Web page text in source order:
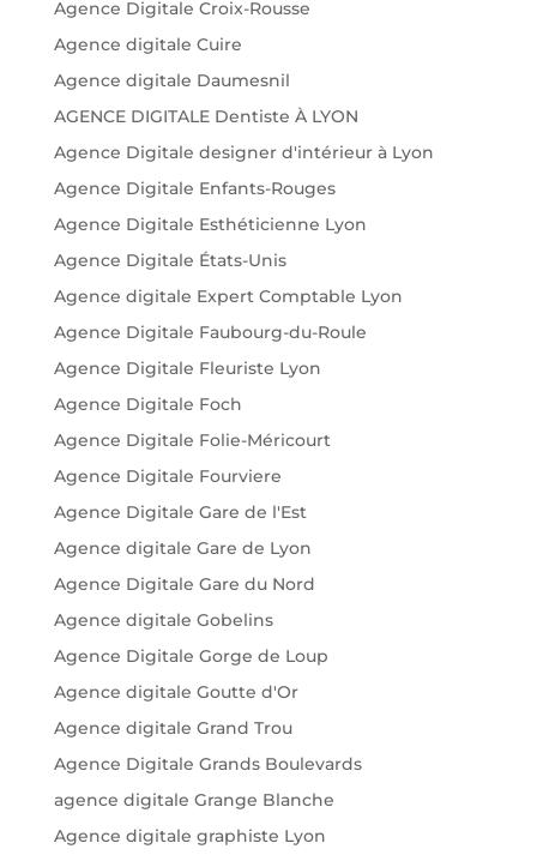
Agence Digitale Croix-Rousse
Agence digitale Cuire
Agence digitale Daumesnil
AGENCE DIGITALE Dentiste À LYON
Agence Digitale designer d'intérieur à Lyon
Agence Digitale Enfants-Rouges
Agence Digitale Esthéticienne Lyon
Agence Digitale États-Unis
Agence digitale Expert Comptable Lyon
Agence Digitale Faubourg-du-Roule
Agence Digitale Fleuriste Lyon
Agence Digitale Foch
Agence Digitale Folie-Méricourt
Agence Digitale Fourviere
Agence Digitale Gare de l'Est
Agence digitale Gare de Lyon
Agence Digitale Gare du Nord
Agence digitale Gobelins
Agence Digitale Gorge de Loup
Agence digitale Goutte d'Or
Agence digitale Grand Trou
Agence Digitale Grands Boulevards
agence digitale Grange Blanche
Agence digitale graphiste Lyon